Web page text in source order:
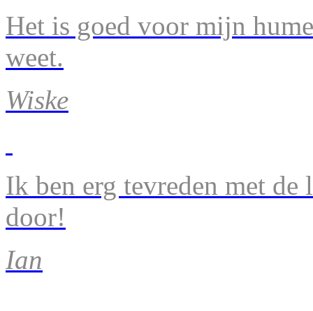
Het is goed voor mijn
weet.
Wiske
Ik ben erg tevreden met de
door!
Ian